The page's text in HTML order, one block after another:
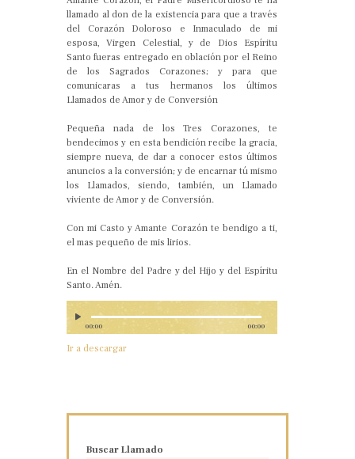
llamado al don de la existencia para que a través
del Corazón Doloroso e Inmaculado de mi
esposa, Virgen Celestial, y de Dios Espíritu
Santo fueras entregado en oblación por el Reino
de los Sagrados Corazones; y para que
comunicaras a tus hermanos los últimos
Llamados de Amor y de Conversión
Pequeña nada de los Tres Corazones, te
bendecimos y en esta bendición recibe la gracia,
siempre nueva, de dar a conocer estos últimos
anuncios a la conversión; y de encarnar tú mismo
los Llamados, siendo, también, un Llamado
viviente de Amor y de Conversión.
Con mi Casto y Amante Corazón te bendigo a ti,
el mas pequeño de mis lirios.
En el Nombre del Padre y del Hijo y del Espíritu
Santo. Amén.
00:00 00:00
Ir a descargar
Buscar Llamado